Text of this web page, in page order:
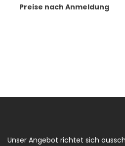
Preise nach Anmeldung
Unser Angebot richtet sich